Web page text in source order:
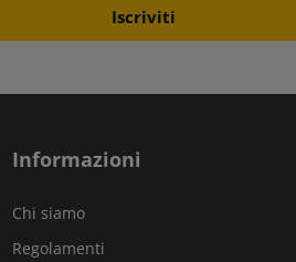
Informazioni
Chi siamo
Regolamenti